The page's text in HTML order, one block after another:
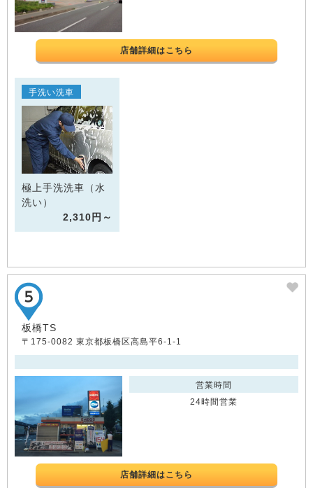
店舗詳細はこちら
手洗い洗車
極上手洗洗車（水
洗い）
2,310円～
板橋TS
〒175-0082 東京都板橋区高島平6-1-1
営業時間
24時間営業
店舗詳細はこちら